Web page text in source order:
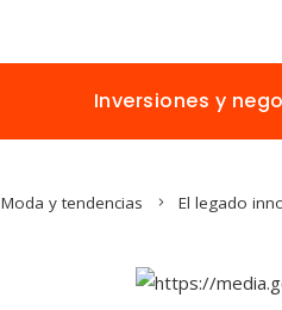
Inversiones y
Moda y tendencias El legado